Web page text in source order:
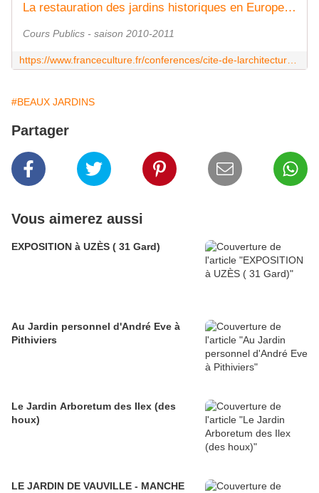
La restauration des jardins historiques en Europe, théories et pratiques
Cours Publics - saison 2010-2011
#BEAUX JARDINS
Partager
Vous aimerez aussi
EXPOSITION à UZÈS ( 31 Gard)
Au Jardin personnel d'André Eve à
Pithiviers
Le Jardin Arboretum des Ilex (des
houx)
LE JARDIN DE VAUVILLE - MANCHE